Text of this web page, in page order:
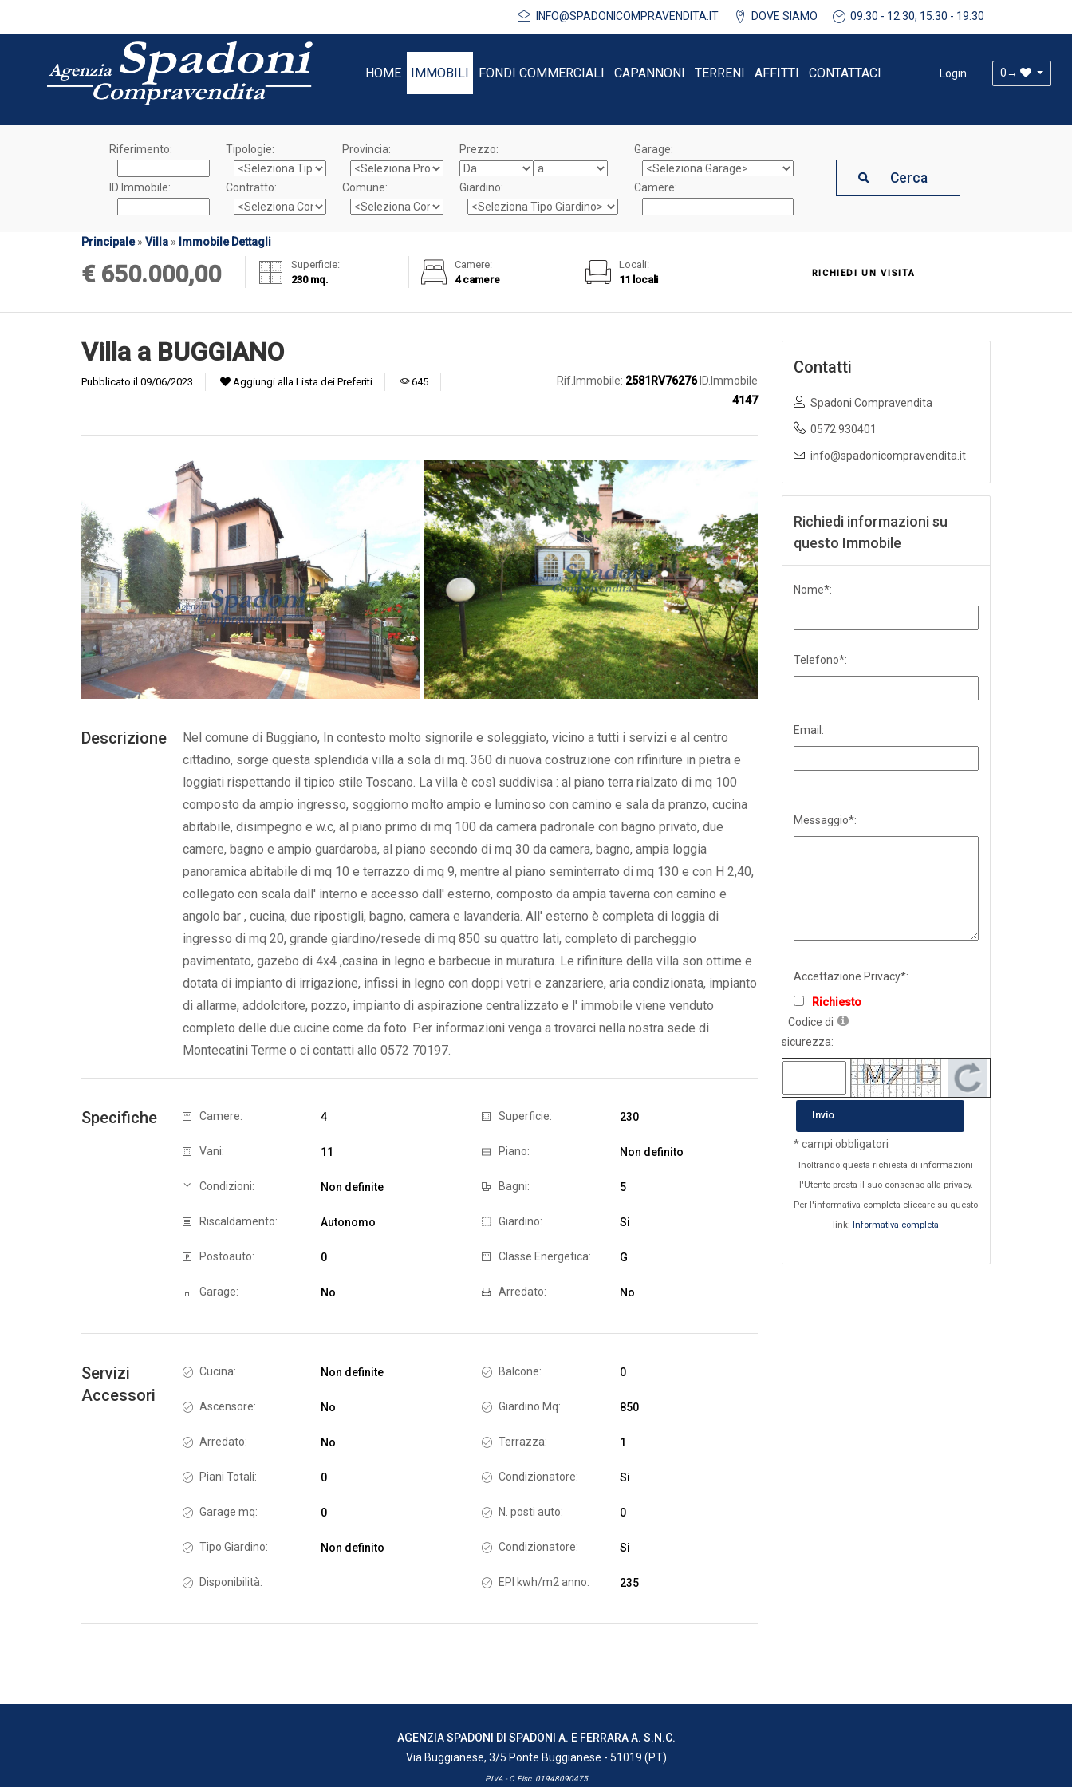
INFO@SPADONICOMPRAVENDITA.IT DOVE SIAMO 09:30 - 12:30, 15:30 - 19:30
HOME IMMOBILI FONDI COMMERCIALI CAPANNONI TERRENI AFFITTI CONTATTACI Login 0→
Riferimento:
ID Immobile:
Tipologie:
Contratto:
Provincia:
Comune:
Prezzo:
Giardino:
Garage:
Camere:
Cerca
Principale» Villa » Immobile Dettagli
€ 650.000,00
Superficie:
230 mq.
Camere:
4 camere
Locali:
11 locali
RICHIEDI UN VISITA
Villa a BUGGIANO
Pubblicato il 09/06/2023 Aggiungi alla Lista dei Preferiti 645 Rif.Immobile: 2581RV76276 ID.Immobile
4147
Descrizione
Nel comune di Buggiano, In contesto molto signorile e soleggiato, vicino a tutti i servizi e al centro
cittadino, sorge questa splendida villa a sola di mq. 360 di nuova costruzione con rifiniture in pietra e
loggiati rispettando il tipico stile Toscano. La villa è così suddivisa : al piano terra rialzato di mq 100
composto da ampio ingresso, soggiorno molto ampio e luminoso con camino e sala da pranzo, cucina
abitabile, disimpegno e w.c, al piano primo di mq 100 da camera padronale con bagno privato, due
camere, bagno e ampio guardaroba, al piano secondo di mq 30 da camera, bagno, ampia loggia
panoramica abitabile di mq 10 e terrazzo di mq 9, mentre al piano seminterrato di mq 130 e con H 2,40,
collegato con scala dall' interno e accesso dall' esterno, composto da ampia taverna con camino e
angolo bar , cucina, due ripostigli, bagno, camera e lavanderia. All' esterno è completa di loggia di
ingresso di mq 20, grande giardino/resede di mq 850 su quattro lati, completo di parcheggio
pavimentato, gazebo di 4x4 ,casina in legno e barbecue in muratura. Le rifiniture della villa son ottime e
dotata di impianto di irrigazione, infissi in legno con doppi vetri e zanzariere, aria condizionata, impianto
di allarme, addolcitore, pozzo, impianto di aspirazione centralizzato e l' immobile viene venduto
completo delle due cucine come da foto. Per informazioni venga a trovarci nella nostra sede di
Montecatini Terme o ci contatti allo 0572 70197.
Specifiche Camere: 4 Superficie: 230
Vani: 11 Piano: Non definito
Condizioni: Non definite Bagni: 5
Riscaldamento: Autonomo Giardino: Si
Postoauto: 0 Classe Energetica: G
Garage: No Arredato: No
Servizi
Accessori
Cucina: Non definite Balcone: 0
Ascensore: No Giardino Mq: 850
Arredato: No Terrazza: 1
Piani Totali: 0 Condizionatore: Si
Garage mq: 0 N. posti auto: 0
Tipo Giardino: Non definito Condizionatore: Si
Disponibilità: EPI kwh/m2 anno: 235
Contatti
Spadoni Compravendita
0572.930401
info@spadonicompravendita.it
Richiedi informazioni su
questo Immobile
Nome*:
Telefono*:
Email:
Messaggio*:
Accettazione Privacy*:
Richiesto
Codice di
sicurezza:
Invio
* campi obbligatori
Inoltrando questa richiesta di informazioni
l'Utente presta il suo consenso alla privacy.
Per l'informativa completa cliccare su questo
link: Informativa completa
AGENZIA SPADONI DI SPADONI A. E FERRARA A. S.N.C.
Via Buggianese, 3/5 Ponte Buggianese - 51019 (PT)
P.IVA - C.Fisc. 01948090475